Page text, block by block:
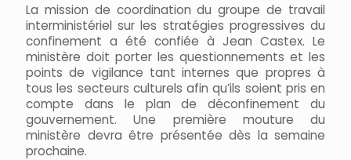
La mission de coordination du groupe de travail
interministériel sur les stratégies progressives du
confinement a été confiée à Jean Castex. Le
ministère doit porter les questionnements et les
points de vigilance tant internes que propres à
tous les secteurs culturels afin qu’ils soient pris en
compte dans le plan de déconfinement du
gouvernement. Une première mouture du
ministère devra être présentée dès la semaine
prochaine.